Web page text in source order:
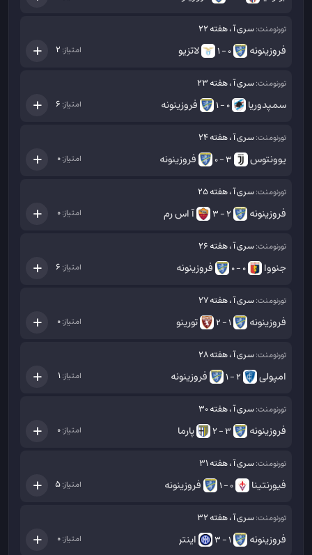
تورنومنت:سری آ ، هفته 22
فروزینونه 0 - 1 لاتزیو امتیاز: 2
تورنومنت:سری آ ، هفته 23
سمپدوریا 0 - 1 فروزینونه امتیاز: 6
تورنومنت:سری آ ، هفته 24
یوونتوس 3 - 0 فروزینونه امتیاز:0
تورنومنت:سری آ ، هفته 25
فروزینونه 2 - 3 آ اس رم امتیاز:0
تورنومنت:سری آ ، هفته 26
جنووا 0 - 0 فروزینونه امتیاز: 6
تورنومنت:سری آ ، هفته 27
فروزینونه 1 - 2 تورینو امتیاز:0
تورنومنت:سری آ ، هفته 28
امپولی 2 - 1 فروزینونه امتیاز:1
تورنومنت:سری آ ، هفته 30
فروزینونه 3 - 2 پارما امتیاز:0
تورنومنت:سری آ ، هفته 31
فیورنتینا 0 - 1 فروزینونه امتیاز:5
تورنومنت:سری آ ، هفته 32
فروزینونه 1 - 3 اینتر امتیاز:0